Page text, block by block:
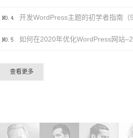
查看更多